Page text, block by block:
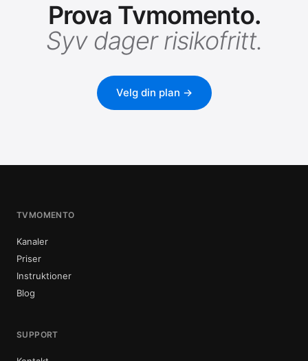
Prova Tvmomento.
Syv dager risikofritt.
Velg din plan →
TVMOMENTO
Kanaler
Priser
Instruktioner
Blog
SUPPORT